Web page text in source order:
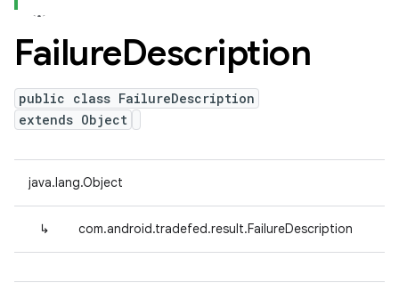
FailureDescription
public class FailureDescription
extends Object
java.lang.Object
↳ com.android.tradefed.result.FailureDescription